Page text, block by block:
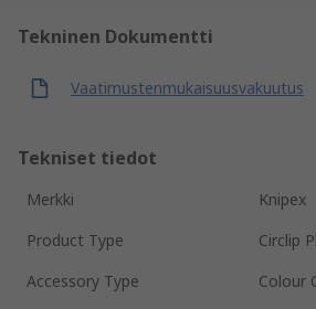
Tekninen Dokumentti
Vaatimustenmukaisuusvakuutus
Tekniset tiedot
Merkki
Knipex
Product Type
Circlip
Accessory Type
Colour